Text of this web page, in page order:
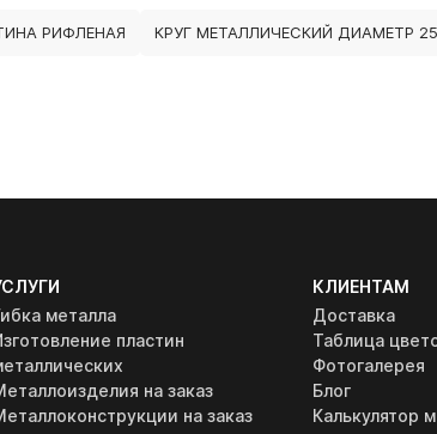
РИФЛЕНАЯ КРУГ МЕТАЛЛИЧЕСКИЙ ДИАМЕТР
металла
пластин
на заказ
на заказ
КЛИЕНТАМ
Доставка
Таблица
Фотогалерея
Блог
Калькулятор